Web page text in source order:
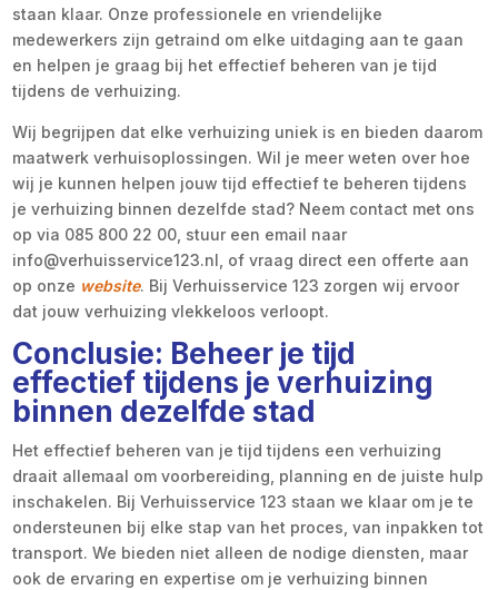
staan klaar. Onze professionele en vriendelijke
medewerkers zijn getraind om elke uitdaging aan te gaan
en helpen je graag bij het effectief beheren van je tijd
tijdens de verhuizing.
Wij begrijpen dat elke verhuizing uniek is en bieden daarom
maatwerk verhuisoplossingen. Wil je meer weten over hoe
wij je kunnen helpen jouw tijd effectief te beheren tijdens
je verhuizing binnen dezelfde stad? Neem contact met ons
op via 085 800 22 00, stuur een email naar
info@verhuisservice123.nl, of vraag direct een offerte aan
op onze website. Bij Verhuisservice 123 zorgen wij ervoor
dat jouw verhuizing vlekkeloos verloopt.
Conclusie: Beheer je tijd
effectief tijdens je verhuizing
binnen dezelfde stad
Het effectief beheren van je tijd tijdens een verhuizing
draait allemaal om voorbereiding, planning en de juiste hulp
inschakelen. Bij Verhuisservice 123 staan we klaar om je te
ondersteunen bij elke stap van het proces, van inpakken tot
transport. We bieden niet alleen de nodige diensten, maar
ook de ervaring en expertise om je verhuizing binnen